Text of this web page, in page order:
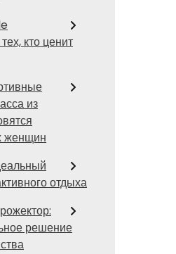
кто ценит
из
женщин
отдыха
решение